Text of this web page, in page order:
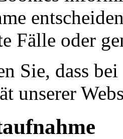
Fälle oder
Sie, dass
unserer